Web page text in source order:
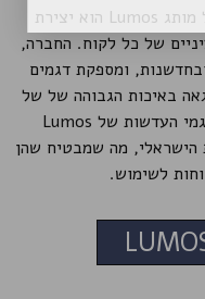
אופנתיים ומרהיבים מרכז הפוקוס של מותג Lumos הוא יצירת
של כל לקוח. החברה,
ומספקת דגמים
באיכות הגבוהה של של
כל מגוון המוצרים שלו , ואכן, כל דגמי העדשות של Lumos
הישראלי, מה שמבטיח שהן
לשימוש.